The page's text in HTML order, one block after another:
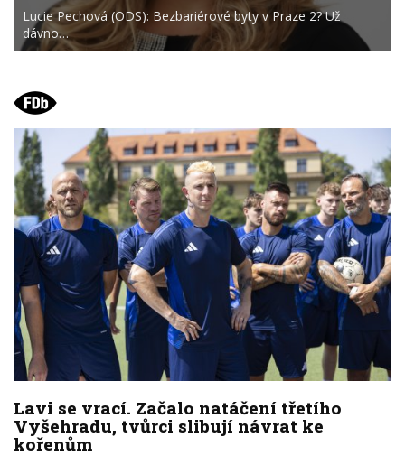
Lucie Pechová (ODS): Bezbariérové byty v Praze 2? Už
dávno…
Lavi se vrací. Začalo natáčení třetího
Vyšehradu, tvůrci slibují návrat ke
kořenům